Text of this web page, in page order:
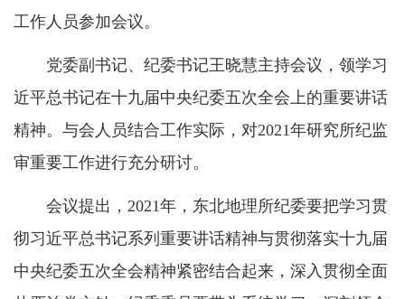
工作人员参加会议。
党委副书记、纪委书记王晓慧主持会议，领学习
近平总书记在十九届中央纪委五次全会上的重要讲话
精神。与会人员结合工作实际，对2021年研究所纪监
审重要工作进行充分研讨。
会议提出，2021年，东北地理所纪委要把学习贯
彻习近平总书记系列重要讲话精神与贯彻落实十九届
中央纪委五次全会精神紧密结合起来，深入贯彻全面